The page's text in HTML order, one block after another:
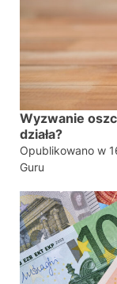
Wyzwanie
działa?
Opublikowano w
Guru